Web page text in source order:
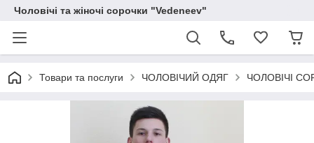
Чоловічі та жіночі сорочки "Vedeneev"
Товари та послуги ЧОЛОВІЧИЙ ОДЯГ ЧОЛОВІЧІ